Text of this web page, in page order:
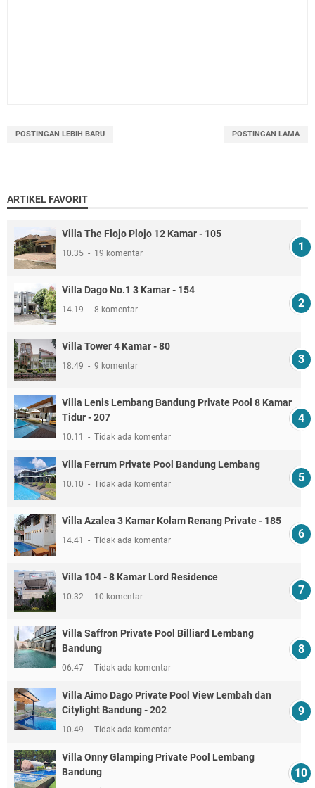
POSTINGAN LEBIH BARU POSTINGAN LAMA
ARTIKEL FAVORIT
Villa The Flojo Plojo 12 Kamar - 105
10.35 19 komentar
Villa Dago No.1 3 Kamar - 154
14.19 8 komentar
Villa Tower 4 Kamar - 80
18.49 9 komentar
Villa Lenis Lembang Bandung Private Pool 8 Kamar
Tidur - 207
10.11 Tidak ada komentar
Villa Ferrum Private Pool Bandung Lembang
10.10 Tidak ada komentar
Villa Azalea 3 Kamar Kolam Renang Private - 185
14.41 Tidak ada komentar
Villa 104 - 8 Kamar Lord Residence
10.32 10 komentar
Villa Saffron Private Pool Billiard Lembang
Bandung
06.47 Tidak ada komentar
Villa Aimo Dago Private Pool View Lembah dan
Citylight Bandung - 202
10.49 Tidak ada komentar
Villa Onny Glamping Private Pool Lembang
Bandung